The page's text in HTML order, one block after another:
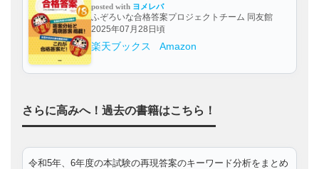
posted with ヨメレバ
ふぞろいな合格答案プロジェクトチーム 同友館
2025年07月28日頃
楽天ブックス Amazon
さらに高みへ！過去の書籍はこちら！
令和5年、6年度の本試験の再現答案のキーワード分析をまとめ